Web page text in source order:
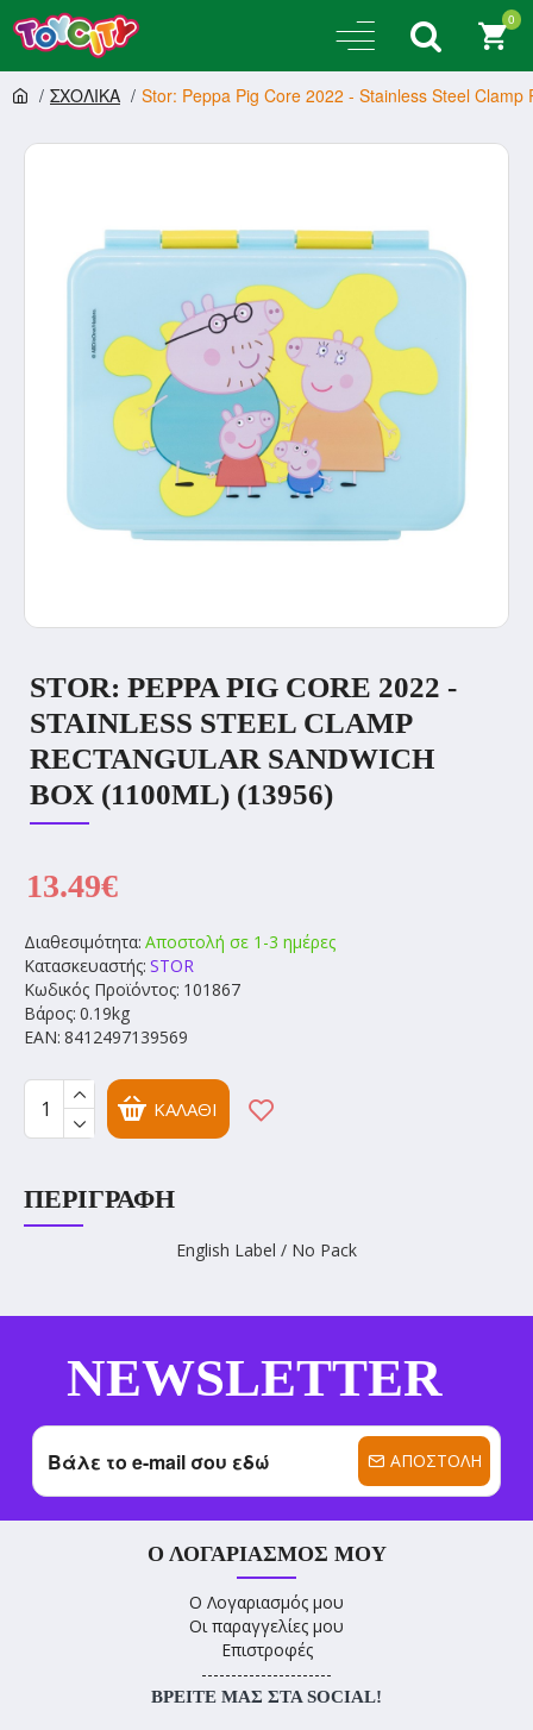
0
ΣΧΟΛΙΚΑ Stor: Peppa Pig Core 2022 - Stainless Steel
STOR: PEPPA PIG CORE 2022 -
STAINLESS STEEL CLAMP
RECTANGULAR SANDWICH
BOX (1100ML) (13956)
Διαθεσιμότητα: Αποστολή σε 1-3 ημέρες
Κατασκευαστής: STOR
Κωδικός Προϊόντος: 101867
Βάρος: 0.19kg
EAN: 8412497139569
13.49€
ΚΑΛΆΘΙ
ΠΕΡΙΓΡΑΦΉ
English Label / No Pack
NEWSLETTER
ΑΠΟΣΤΟΛΉ
Ο ΛΟΓΑΡΙΑΣΜΌΣ ΜΟΥ
Ο Λογαριασμός μου
Οι παραγγελίες μου
Επιστροφές
----------------------
ΒΡΕΊΤΕ ΜΑΣ ΣΤΑ SOCIAL!